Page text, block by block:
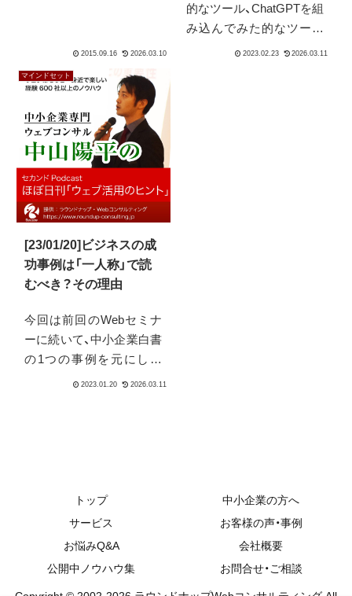
2015.09.16
的なツール、ChatGPTを組
み込んでみた的なツール
が大量発生する一年にな
2023.02.23
マインドセット
[23/01/20]ビジネスの成
功事例は「一人称」で読
むべき？その理由
今回は前回のWebセミナ
ーに続いて、中小企業白書
の1つの事例を元にして
「事例はどういう姿勢で読
入るはずです。
トップ
中小企業の方へ
サービス
お客様の声・事例
お悩みQ&A
会社概要
公開中ノウハウ集
お問合せ・ご相談